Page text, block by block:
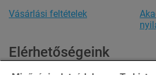
Vásárlási feltételek
Elérhetőségeink